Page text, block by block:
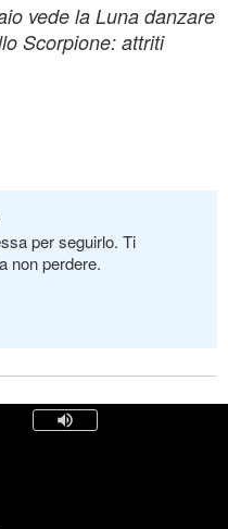
vede la Luna danzare
Scorpione: attriti
per seguirlo. Ti
non perdere.